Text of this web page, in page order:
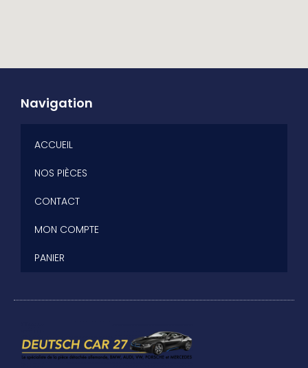
Navigation
ACCUEIL
NOS PIÈCES
CONTACT
MON COMPTE
PANIER